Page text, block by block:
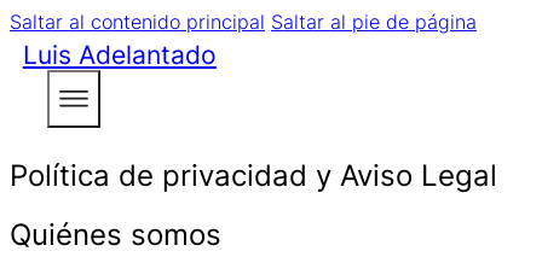
Saltar al contenido principal Saltar al pie de página
Luis Adelantado
Política de privacidad y Aviso Legal
Quiénes somos